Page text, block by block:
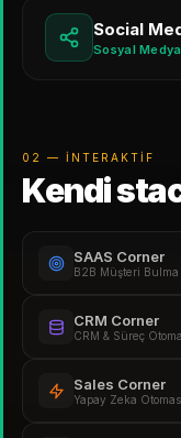
Social
Sosyal
02 — İNTERAKTIF
Kendi
SAAS Corner
B2B Müşteri Bulma
CRM Corner
CRM & Süreç
Sales Corner
Yapay Zeka